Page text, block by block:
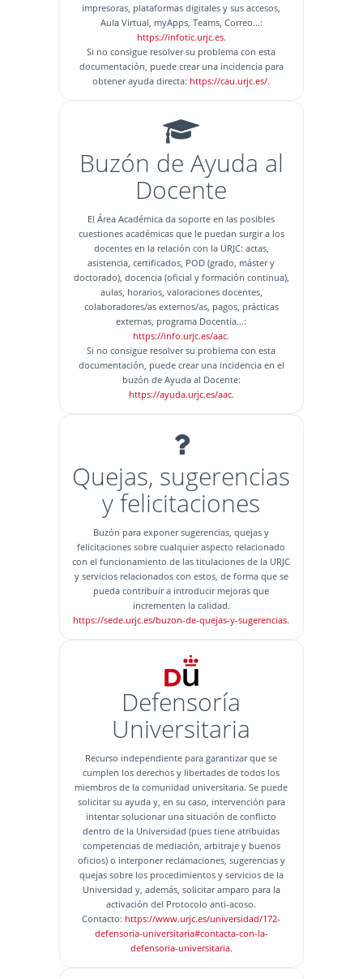
impresoras, plataformas digitales y sus accesos,
Aula Virtual, myApps, Teams, Correo...:
https://infotic.urjc.es.
Si no consigue resolver su problema con esta
documentación, puede crear una incidencia para
obtener ayuda directa: https://cau.urjc.es/.
Buzón de Ayuda al
Docente
El Área Académica da soporte en las posibles
cuestiones académicas que le puedan surgir a los
docentes en la relación con la URJC: actas,
asistencia, certificados, POD (grado, máster y
doctorado), docencia (oficial y formación continua),
aulas, horarios, valoraciones docentes,
colaboradores/as externos/as, pagos, prácticas
externas, programa Docentia…:
https://info.urjc.es/aac.
Si no consigue resolver su problema con esta
documentación, puede crear una incidencia en el
buzón de Ayuda al Docente:
https://ayuda.urjc.es/aac.
Quejas, sugerencias
y felicitaciones
Buzón para exponer sugerencias, quejas y
felicitaciones sobre cualquier aspecto relacionado
con el funcionamiento de las titulaciones de la URJC
y servicios relacionados con estos, de forma que se
pueda contribuir a introducir mejoras que
incrementen la calidad.
https://sede.urjc.es/buzon-de-quejas-y-sugerencias.
Defensoría
Universitaria
Recurso independiente para garantizar que se
cumplen los derechos y libertades de todos los
miembros de la comunidad universitaria. Se puede
solicitar su ayuda y, en su caso, intervención para
intentar solucionar una situación de conflicto
dentro de la Universidad (pues tiene atribuidas
competencias de mediación, arbitraje y buenos
oficios) o interponer reclamaciones, sugerencias y
quejas sobre los procedimientos y servicios de la
Universidad y, además, solicitar amparo para la
activación del Protocolo anti-acoso.
Contacto: https://www.urjc.es/universidad/172-
defensoria-universitaria#contacta-con-la-
defensoria-universitaria.